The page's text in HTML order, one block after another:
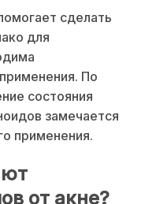
сделать
для
По
состояния
замечается
применения.
от акне?